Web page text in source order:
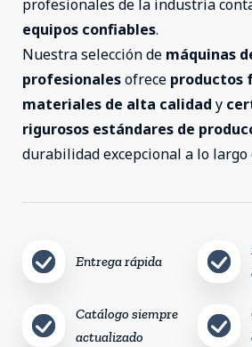
profesionales de la industria
equipos confiables.
Nuestra selección de máquinas
profesionalesofrece productos
materiales de alta calidad y
rigurosos estándares de
durabilidad excepcional a lo largo
Entrega rápida
Catálogo siempre
actualizado